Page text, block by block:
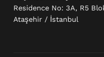
Residence No: 3A, R5
Ataşehir / İstanbul